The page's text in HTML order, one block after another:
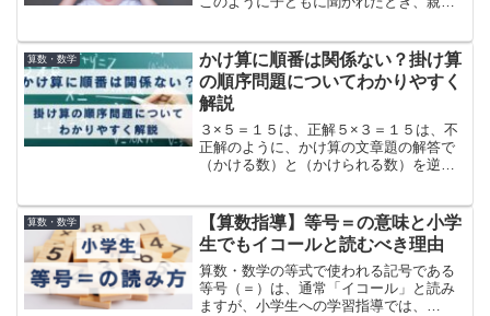
学習塾室長として算数・数学指導にかか
わった小中学校教員として...
算数・数学
かけ算に順番は関係ない？掛け算
の順序問題についてわかりやすく
解説
３×５＝１５は、正解５×３＝１５は、不
正解のように、かけ算の文章題の解答で
（かける数）と（かけられる数）を逆に
「かけ算の順序問題」です。この記事で
は、学習塾講師、中学校...
算数・数学
【算数指導】等号＝の意味と小学
生でもイコールと読むべき理由
算数・数学の等式で使われる記号である
等号（＝）は、通常「イコール」と読み
ますが、小学生への学習指導では、